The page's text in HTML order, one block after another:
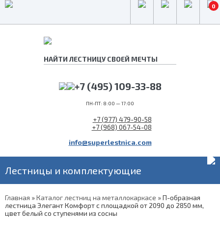
0
+7 (495) 109-33-88
ПН-ПТ: 8:00 — 17:00
+7 (977) 479-90-58
+7 (968) 067-54-08
info@superlestnica.com
Лестницы и комплектующие
Главная »Каталог лестниц на металлокаркасе »П-образная
лестница Элегант Комфорт с площадкой от 2090 до 2850 мм,
цвет белый со ступенями из сосны